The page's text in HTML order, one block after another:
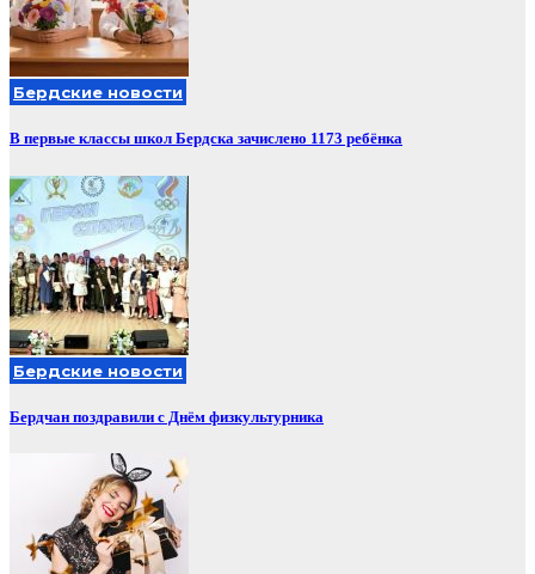
Бердские новости
В первые классы школ Бердска зачислено 1173 ребёнка
Бердские новости
Бердчан поздравили с Днём физкультурника